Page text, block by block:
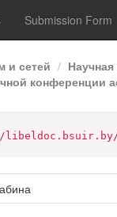
Submission Form
и сетей
конференции